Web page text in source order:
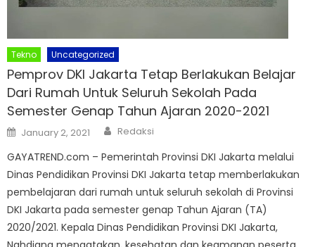
Tekno Uncategorized
Pemprov DKI Jakarta Tetap Berlakukan Belajar
Dari Rumah Untuk Seluruh Sekolah Pada
Semester Genap Tahun Ajaran 2020-2021
Posted
on
January 2, 2021 Author
Redaksi
GAYATREND.com – Pemerintah Provinsi DKI Jakarta melalui
Dinas Pendidikan Provinsi DKI Jakarta tetap memberlakukan
pembelajaran dari rumah untuk seluruh sekolah di Provinsi
DKI Jakarta pada semester genap Tahun Ajaran (TA)
2020/2021. Kepala Dinas Pendidikan Provinsi DKI Jakarta,